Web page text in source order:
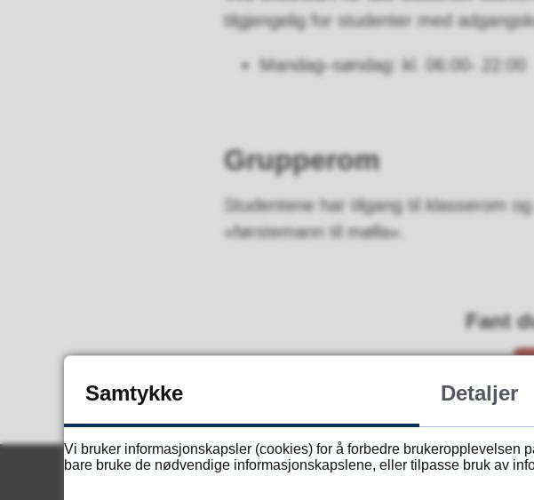
tilgjengelig for studenter med
Mandag–søndag: kl. 06:00- 22:00
Grupperom
Studentene har tilgang til klasserom
«førstemann til mølla».
Fant
Samtykke Detaljer
Vi bruker informasjonskapsler (cookies) for å forbedre brukeropplevelsen
bare bruke de nødvendige informasjonskapslene, eller tilpasse bruk av